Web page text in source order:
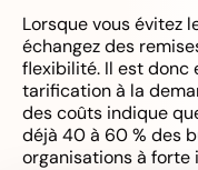
Lorsque vous évitez
échangez des
flexibilité. Il est donc
tarification à la
des coûts indique
déjà 40 à 60 % des
organisations à forte